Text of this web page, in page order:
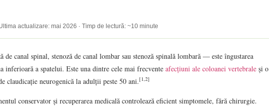
actualizare: mai 2026 · Timp de lectură: ~10 minute
de canal spinal, stenoză de canal lombar sau stenoză spinală lombară — este îngustarea
a spatelui. Este una dintre cele mai frecvente afecțiuni ale coloanei vertebrale și o
claudicație neurogenică la adulții peste 50 ani.[1,2]
conservator și recuperarea medicală controlează eficient simptomele, fără chirurgie.